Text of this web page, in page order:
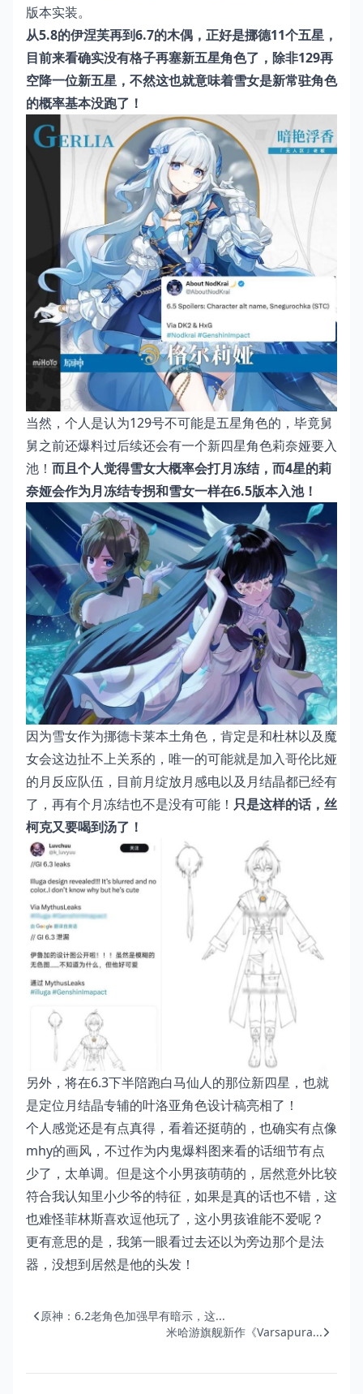
版本实装。
从5.8的伊涅芙再到6.7的木偶，正好是挪德11个五星，
目前来看确实没有格子再塞新五星角色了，除非129再
空降一位新五星，不然这也就意味着雪女是新常驻角色
的概率基本没跑了！
当然，个人是认为129号不可能是五星角色的，毕竟舅
舅之前还爆料过后续还会有一个新四星角色莉奈娅要入
池！ 而且个人觉得雪女大概率会打月冻结，而4星的莉
奈娅会作为月冻结专拐和雪女一样在6.5版本入池！
因为雪女作为挪德卡莱本土角色，肯定是和杜林以及魔
女会这边扯不上关系的，唯一的可能就是加入哥伦比娅
的月反应队伍，目前月绽放月感电以及月结晶都已经有
了，再有个月冻结也不是没有可能！ 只是这样的话，丝
柯克又要喝到汤了！
另外，将在6.3下半陪跑白马仙人的那位新四星，也就
是定位月结晶专辅的叶洛亚角色设计稿亮相了！
个人感觉还是有点真得，看着还挺萌的，也确实有点像
mhy的画风，不过作为内鬼爆料图来看的话细节有点
少了，太单调。但是这个小男孩萌萌的，居然意外比较
符合我认知里小少爷的特征，如果是真的话也不错，这
也难怪菲林斯喜欢逗他玩了，这小男孩谁能不爱呢？
更有意思的是，我第一眼看过去还以为旁边那个是法
器，没想到居然是他的头发！
原神：6.2老角色加强早有暗示，这...
米哈游旗舰新作《Varsapura...